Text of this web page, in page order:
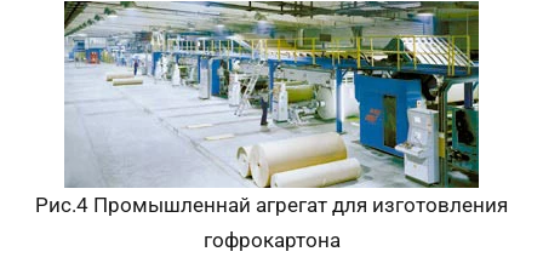
Рис.4 Промышленнай агрегат для изготовления
гофрокартона